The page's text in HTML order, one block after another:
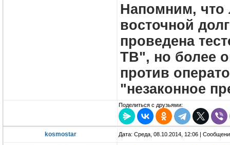
Напомним, что
восточной
проведена
ТВ", но более
против
"незаконное
Поделиться с друзьями:
kosmostar Дата: Среда, 08.10.2014, 12:06 |